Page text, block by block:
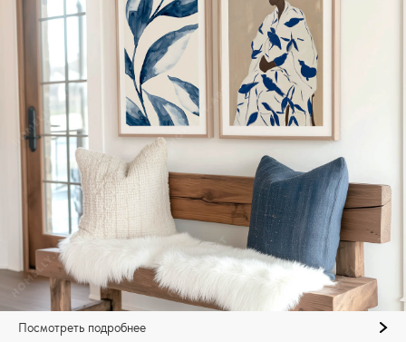
Посмотреть подробнее